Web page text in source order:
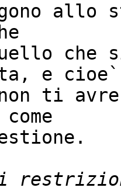
allo
e cioe`
non ti